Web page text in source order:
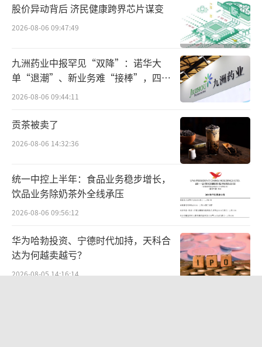
转、运、派全流程，数字孪生、智能路由、AI
分拣、智能派件系统规模化落地：
（1）干线降本：AI动态规划运输路线，单
车装载票数同比提升7%，干线运输单票成本连
年下行；
（2）中转提效：76个自营枢纽布局386套
自动化分拣设备，人均效能提升13%，人工成
（3）末端优化智能派件系统自动规划配送
路径，工单AI自动判责，投诉进线率下降1
华西证券测算，数智化改造每年可为公司
节约超10亿元综合成本，成本优势持续放大，
股价异动背后 济民健康跨界芯片谋变
2026-08-06 09:47:49
九洲药业中报罕见“双降”：诺华大
单“退潮”、新业务难“接棒”，四大
难关待闯
2026-08-06 09:44:11
贡茶被卖了
2026-08-06 14:32:36
统一中控上半年：食品业务稳步增长，
饮品业务除奶茶外全线承压
2026-08-06 09:56:12
华为哈勃投资、宁德时代加持，天科合
达为何越卖越亏？
2026-08-05 14:16:14